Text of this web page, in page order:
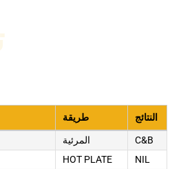
طريقة النتائج
المرئية
C&B
HOT PLATE
NIL